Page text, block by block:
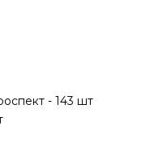
- 143 шт